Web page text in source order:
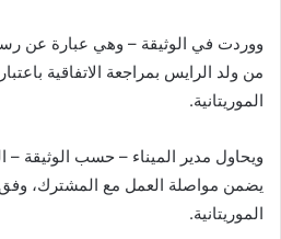
ووردت في الوثيقة – وهي عبارة عن
من ولد الرايس بمراجعة الاتفاقية
الموريتانية.
ويحاول مدير الميناء – حسب الوثيقة
يضمن مواصلة العمل مع المشترك،
الموريتانية.